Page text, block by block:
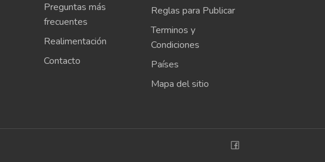
Preguntas más
frecuentes
Realimentación
Contacto
Reglas para Publicar
Terminos y
Condiciones
Países
Mapa del sitio